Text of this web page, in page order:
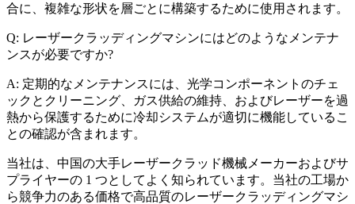
合に、複雑な形状を層ごとに構築するために使用されます。
Q: レーザークラッディングマシンにはどのようなメンテナ
ンスが必要ですか?
A: 定期的なメンテナンスには、光学コンポーネントのチェ
ックとクリーニング、ガス供給の維持、およびレーザーを過
熱から保護するために冷却システムが適切に機能しているこ
との確認が含まれます。
当社は、中国の大手レーザークラッド機械メーカーおよびサ
プライヤーの 1 つとしてよく知られています。当社の工場か
ら競争力のある価格で高品質のレーザークラッディングマシ